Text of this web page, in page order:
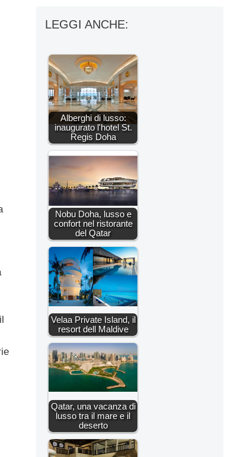
LEGGI ANCHE:
Alberghi di lusso:
inaugurato l'hotel St.
Regis Doha
Nobu Doha, lusso e
confort nel ristorante
del Qatar
Velaa Private Island, il
resort dell Maldive
Qatar, una vacanza di
lusso tra il mare e il
deserto